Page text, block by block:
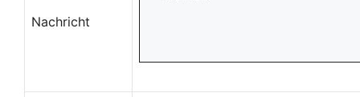
Nachricht